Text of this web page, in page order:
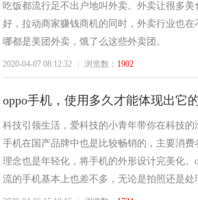
吃饭都流行足不出户地叫外卖。外卖让很多美
好，拉动商家赚钱商机的同时，外卖行业也
哪都是美团外卖，饿了么这些外卖团。
2020-04-07 08:12:32 浏览数： 1902
oppo手机，使用多久才能体现出它
科技引领生活，爱科技的小青年带你在科技
手机在国产品牌中也是比较畅销的，主要消
理念也是年轻化，将手机的外形设计完美化。
流的手机基本上也差不多，无论是拍照还是处